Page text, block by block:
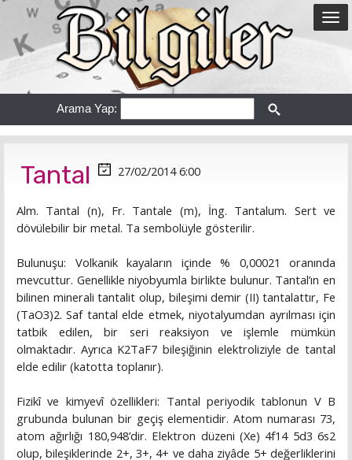
Arama Yap:
Tantal 27/02/2014 6:00
Alm. Tantal (n), Fr. Tantale (m), İng. Tantalum. Sert ve
dövülebilir bir metal. Ta sembolüyle gösterilir.
Bulunuşu: Volkanik kayaların içinde % 0,00021 oranında
mevcuttur. Genellikle niyobyumla birlikte bulunur. Tantal’ın en
bilinen minerali tantalit olup, bileşimi demir (II) tantalattır, Fe
(TaO3)2. Saf tantal elde etmek, niyotalyumdan ayrılması için
tatbik edilen, bir seri reaksiyon ve işlemle mümkün
olmaktadır. Ayrıca K2TaF7 bileşiğinin elektroliziyle de tantal
elde edilir (katotta toplanır).
Fizikî ve kimyevî özellikleri: Tantal periyodik tablonun V B
grubunda bulunan bir geçiş elementidir. Atom numarası 73,
atom ağırlığı 180,948’dir. Elektron düzeni (Xe) 4f14 5d3 6s2
olup, bileşiklerinde 2+, 3+, 4+ ve daha ziyâde 5+ değerliklerini